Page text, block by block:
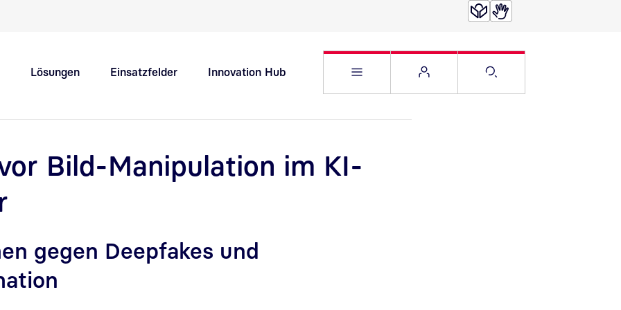
Lösungen Einsatzfelder Innovation Hub
Support Karriere
Websitemenü öffnenService Menü öffnen
Suche öffnen
Bild-Manipulation im KI-
gegen Deepfakes und